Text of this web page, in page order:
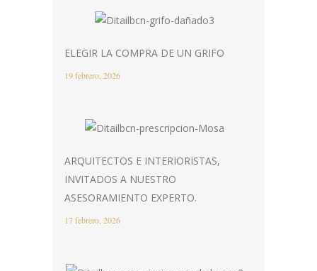
ELEGIR LA COMPRA DE UN GRIFO
19 febrero, 2026
ARQUITECTOS E INTERIORISTAS,
INVITADOS A NUESTRO
ASESORAMIENTO EXPERTO.
17 febrero, 2026